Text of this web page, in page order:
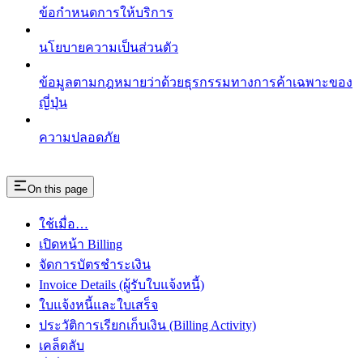
ข้อกำหนดการให้บริการ
นโยบายความเป็นส่วนตัว
ข้อมูลตามกฎหมายว่าด้วยธุรกรรมทางการค้าเฉพาะของ
ญี่ปุ่น
ความปลอดภัย
On this page
ใช้เมื่อ…
เปิดหน้า Billing
จัดการบัตรชำระเงิน
Invoice Details (ผู้รับใบแจ้งหนี้)
ใบแจ้งหนี้และใบเสร็จ
ประวัติการเรียกเก็บเงิน (Billing Activity)
เคล็ดลับ